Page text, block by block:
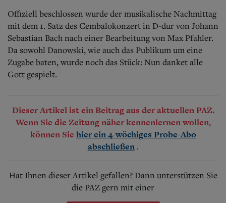
Offiziell beschlossen wurde der musikalische Nachmittag
mit dem 1. Satz des Cembalokonzert in D-dur von Johann
Sebastian Bach nach einer Bearbeitung von Max Pfahler.
Da sowohl Danowski, wie auch das Publikum um eine
Zugabe baten, wurde noch das Stück: Nun danket alle
Gott gespielt.
Dieser Artikel ist ein Beitrag aus der aktuellen PAZ.
Wenn Sie die Zeitung näher kennenlernen wollen,
können Sie hier ein 4-wöchiges Probe-Abo
abschließen .
Hat Ihnen dieser Artikel gefallen? Dann unterstützen Sie
die PAZ gern mit einer